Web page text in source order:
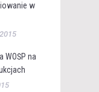
w
WOŚP na